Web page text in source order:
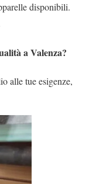
disponibili.
a Valenza?
alle tue esigenze,